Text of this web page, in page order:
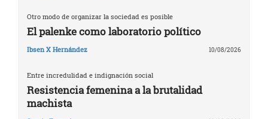
Otro modo de organizar la sociedad es posible
El palenke como laboratorio político
Ibsen X Hernández 10/08/2026
Entre incredulidad e indignación social
Resistencia femenina a la brutalidad
machista